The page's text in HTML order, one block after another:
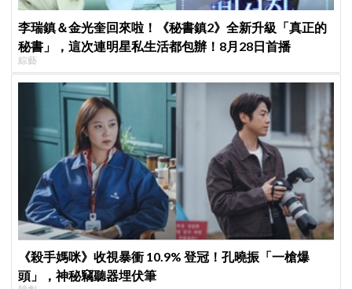
李瑞鎮＆金光奎回來啦！《秘書鎮2》全新升級「真正的
秘書」，這次連明星私生活都包辦！8月28日首播
綜藝
《殺手媽咪》收視暴衝 10.9% 登冠！孔曉振「一槍爆
頭」，神秘竊聽器埋伏筆